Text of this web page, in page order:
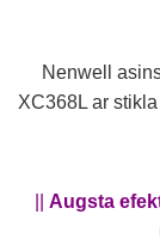
Nenwell
XC368L ar
Augsta